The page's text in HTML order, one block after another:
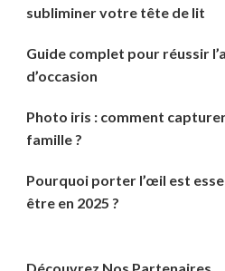
subliminer votre tête de lit
Guide complet pour réussir
d’occasion
Photo iris : comment
famille ?
Pourquoi porter l’œil est
être en 2025 ?